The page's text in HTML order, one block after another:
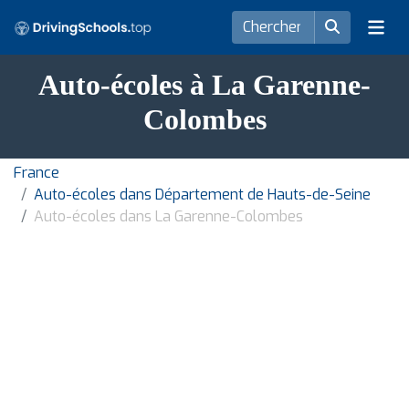
Auto-écoles à La Garenne-
Colombes
France
Auto-écoles dans Département de Hauts-de-Seine
Auto-écoles dans La Garenne-Colombes